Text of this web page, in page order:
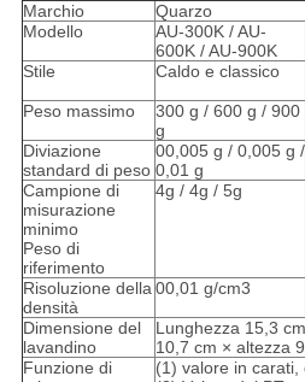
Marchio
Quarzo
Modello
AU-300K / AU-
600K / AU-900K
Stile
Caldo e classico
Peso massimo
300 g / 600 g / 900
g
Diviazione
standard di peso
00,005 g / 0,005 g /
0,01 g
Campione di
misurazione
minimo
Peso di
riferimento
4g / 4g / 5g
Risoluzione della
densità
00,01 g/cm3
Dimensione del
lavandino
Lunghezza 15,3
10,7 cm × altezza
Funzione di
(1) valore in